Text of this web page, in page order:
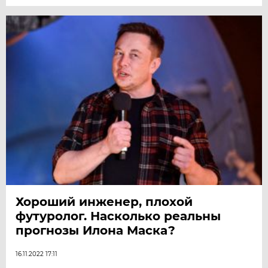
Хороший инженер, плохой
футуролог. Насколько реальны
прогнозы Илона Маска?
16.11.2022 17:11